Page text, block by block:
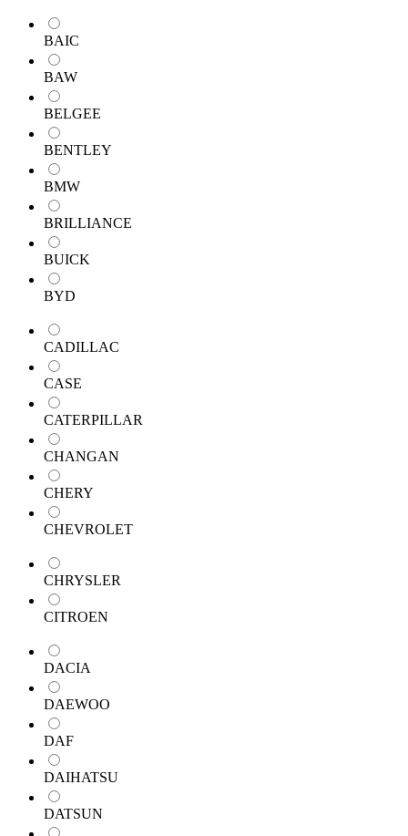
BAIC
BAW
BELGEE
BENTLEY
BMW
BRILLIANCE
BUICK
BYD
CADILLAC
CASE
CATERPILLAR
CHANGAN
CHERY
CHEVROLET
CHRYSLER
CITROEN
DACIA
DAEWOO
DAF
DAIHATSU
DATSUN